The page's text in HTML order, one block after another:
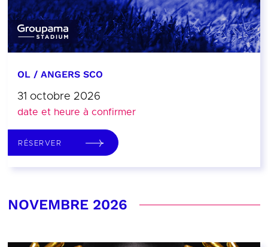
OL / ANGERS SCO
31 octobre 2026
date et heure à confirmer
RÉSERVER
NOVEMBRE 2026